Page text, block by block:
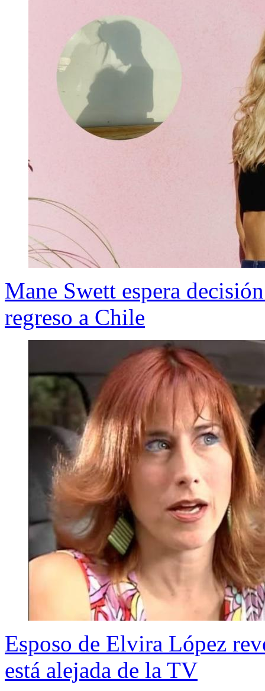
Mane Swett espera
regreso a Chile
Esposo de Elvira López
está alejada de la TV